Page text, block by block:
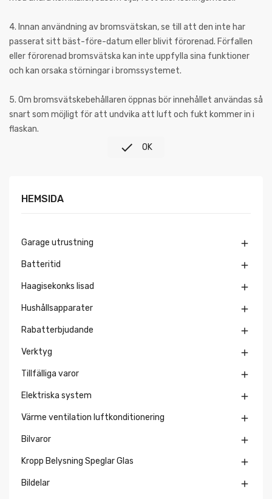
4. Innan användning av bromsvätskan, se till att den inte har
passerat sitt bäst-före-datum eller blivit förorenad. Förfallen
eller förorenad bromsvätska kan inte uppfylla sina funktioner
och kan orsaka störningar i bromssystemet.
5. Om bromsvätskebehållaren öppnas bör innehållet användas så
snart som möjligt för att undvika att luft och fukt kommer in i
flaskan.
 OK
HEMSIDA
Garage utrustning 
Batteritid 
Haagisekonks lisad 
Hushållsapparater 
Rabatterbjudande 
Verktyg 
Tillfälliga varor 
Elektriska system 
Värme ventilation luftkonditionering 
Bilvaror 
Kropp Belysning Speglar Glas 
Bildelar 